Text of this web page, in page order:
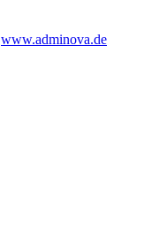
www.adminova.de